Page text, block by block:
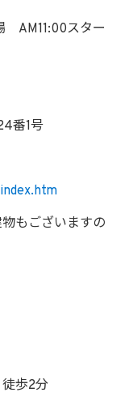
AM11:00スター
番1号
もございますの
歩2分